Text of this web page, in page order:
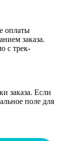
оплаты
заказа.
с трек-
заказа. Если
поле для